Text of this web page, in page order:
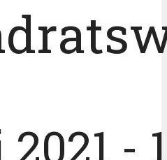
-